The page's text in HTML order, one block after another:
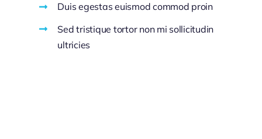
Duis egestas euismod commod proin
Sed tristique tortor non mi sollicitudin
ultricies